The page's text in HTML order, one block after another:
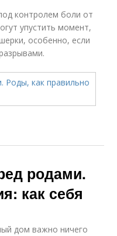
контролем боли от
упустить момент,
особенно, если
родами.
как себя
дом важно ничего